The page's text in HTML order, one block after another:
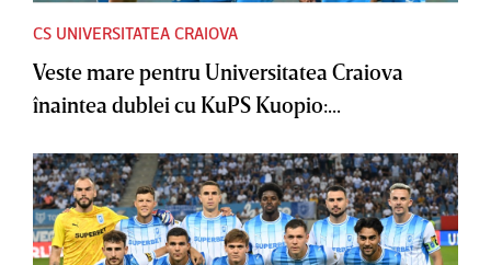
CS UNIVERSITATEA CRAIOVA
Veste mare pentru Universitatea Craiova
înaintea dublei cu KuPS Kuopio:...